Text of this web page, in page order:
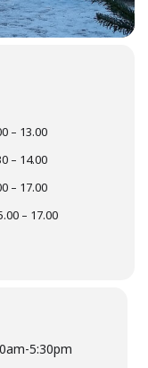
– 13.00
– 14.00
– 17.00
– 17.00
-5:30pm